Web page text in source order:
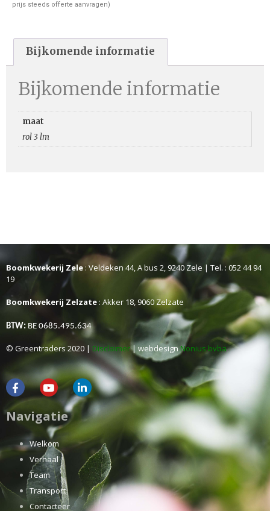
prijs steeds offerte aanvragen)
Bijkomende informatie
Bijkomende informatie
maat
rol 3 lm
Boomkwekerij Zele: Veldeken 44, A bus 2, 9240 Zele | Tel. : 052 44 94
19
Boomkwekerij Zelzate : Akker 18, 9060 Zelzate
BTW: BE 0685.495.634
© Greentraders 2020 | Disclaimer| webdesignNonius bvba
Navigatie
Welkom
Verhaal
Team
Transport
Contacteer